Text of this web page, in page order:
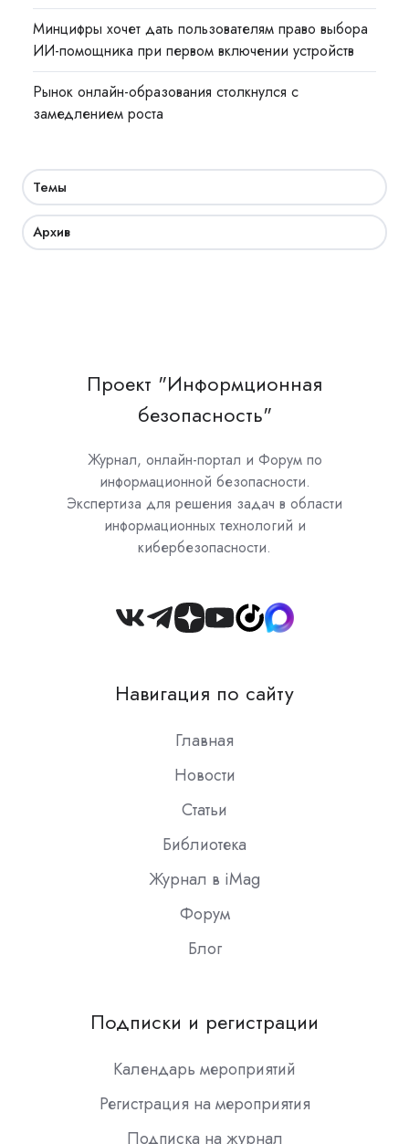
Минцифры хочет дать пользователям право выбора
ИИ-помощника при первом включении устройств
Рынок онлайн-образования столкнулся с
замедлением роста
Темы
Архив
Проект "Информционная
безопасность"
Журнал, онлайн-портал и Форум по
информационной безопасности.
Экспертиза для решения задач в области
информационных технологий и
кибербезопасности.
Join
Slack
Навигация по сайту
Главная
Новости
Статьи
Библиотека
Журнал в iMag
Форум
Блог
Подписки и регистрации
Календарь мероприятий
Регистрация на мероприятия
Подписка на журнал